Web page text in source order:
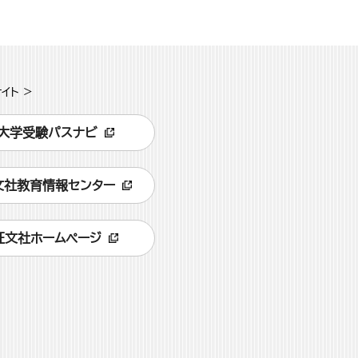
ト >
学受験パスナビ
社教育情報センター
文社ホームページ